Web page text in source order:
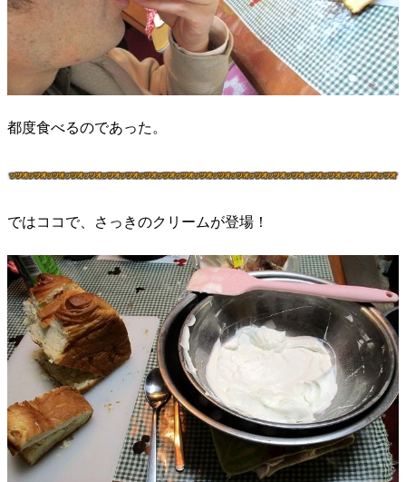
都度食べるのであった。
ではココで、さっきのクリームが登場！